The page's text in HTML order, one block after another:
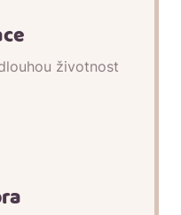
životnost